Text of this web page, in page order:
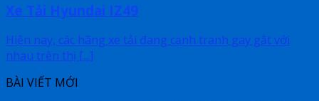
Xe Tải Hyundai IZ49
Hiện nay, các hãng xe tải đang cạnh tranh gay gắt với
nhau trên thị [...]
BÀI VIẾT MỚI